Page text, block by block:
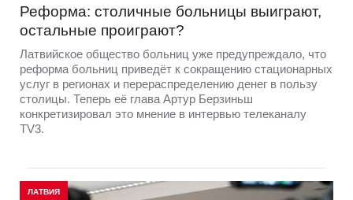
Реформа: столичные больницы выиграют,
остальные проиграют?
Латвийское общество больниц уже предупреждало, что
реформа больниц приведёт к сокращению стационарных
услуг в регионах и перераспределению денег в пользу
столицы. Теперь её глава Артур Берзиньш
конкретизировал это мнение в интервью телеканалу
TV3.
ЛАТВИЯ